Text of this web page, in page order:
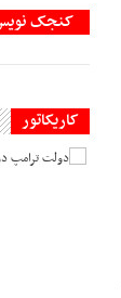
کنجک
کاریکاتور